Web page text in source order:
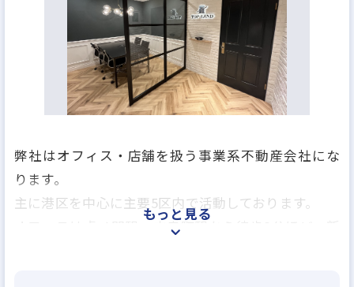
弊社はオフィス・店舗を扱う事業系不動産会社にな
ります。
主に港区を中心に主要5区内で活動しております。
オフィスは虎ノ門駅・内幸町駅から徒歩3分ほど、新
もっと見る